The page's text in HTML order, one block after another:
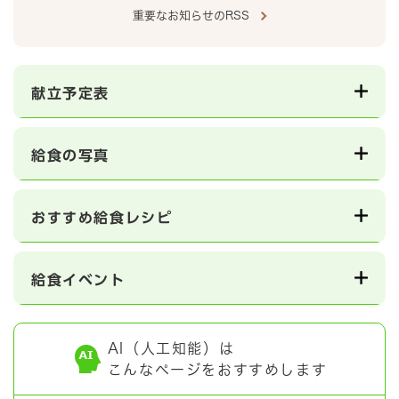
重要なお知らせのRSS
献立予定表
給食の写真
おすすめ給食レシピ
給食イベント
AI（人工知能）は
こんなページをおすすめします